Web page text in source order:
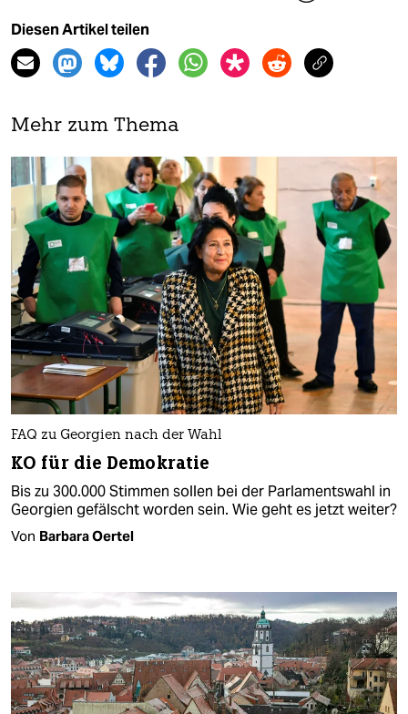
Diesen Artikel teilen
Mehr zum Thema
FAQ zu Georgien nach der Wahl
KO für die Demokratie
Bis zu 300.000 Stimmen sollen bei der Parlamentswahl in
Georgien gefälscht worden sein. Wie geht es jetzt weiter?
Von Barbara Oertel